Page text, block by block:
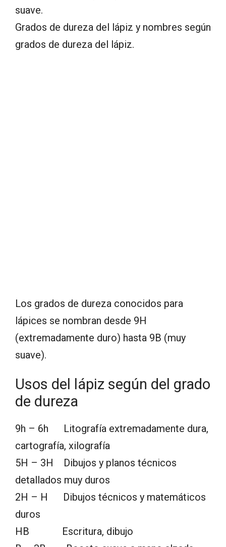
suave.
Grados de dureza del lápiz y nombres según
grados de dureza del lápiz.
Los grados de dureza conocidos para
lápices se nombran desde 9H
(extremadamente duro) hasta 9B (muy
suave).
Usos del lápiz según del grado
de dureza
9h – 6h Litografía extremadamente dura,
cartografía, xilografía
5H – 3H Dibujos y planos técnicos
detallados muy duros
2H – H Dibujos técnicos y matemáticos
duros
HB Escritura, dibujo